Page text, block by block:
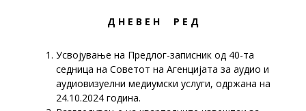
Д Н Е В Е Н Р Е Д
Усвојување на Предлог-записник од 40-та
седница на Советот на Агенцијата за аудио и
аудиовизуелни медиумски услуги, одржана на
24.10.2024 година.